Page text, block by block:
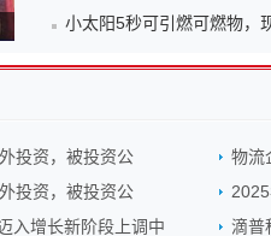
小太阳5秒可引燃可燃物，
投资，被投资公
物流
投资，被投资公
入增长新阶段上调中
滴普